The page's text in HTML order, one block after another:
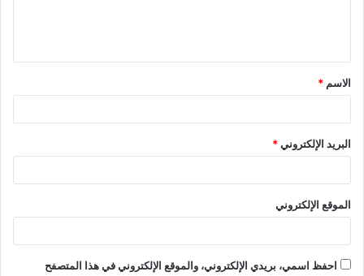
الاسم *
البريد الإلكتروني*
الموقع الإلكتروني
احفظ اسمي، بريدي الإلكتروني، والموقع الإلكتروني في هذا المتصفح